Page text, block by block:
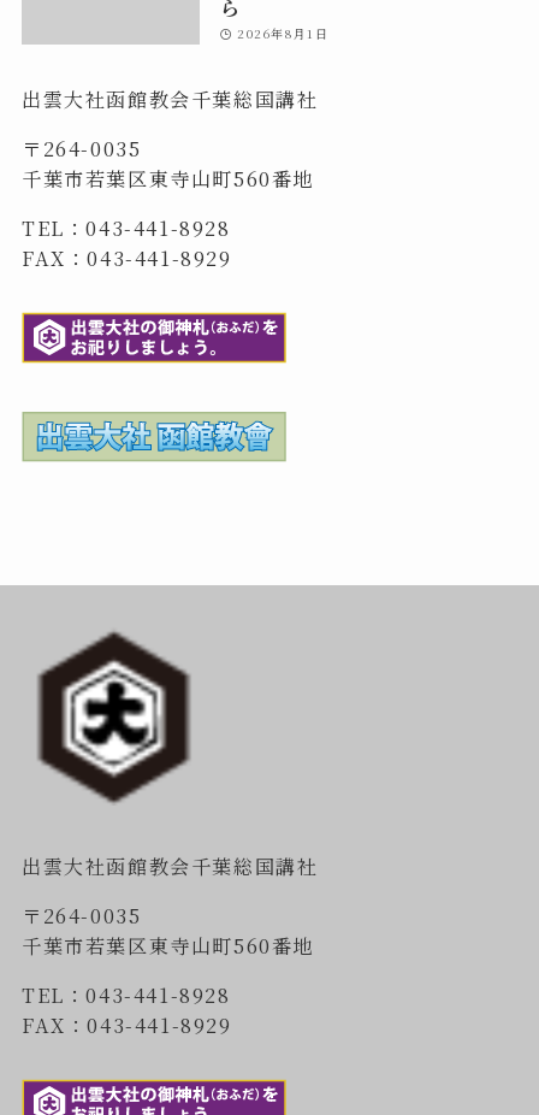
ら
2026年8月1日
出雲大社函館教会千葉総国講社
〒264-0035
千葉市若葉区東寺山町560番地
TEL：043-441-8928
FAX：043-441-8929
出雲大社函館教会千葉総国講社
〒264-0035
千葉市若葉区東寺山町560番地
TEL：043-441-8928
FAX：043-441-8929